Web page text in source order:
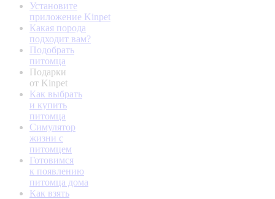
Установите
приложение Kinpet
Какая порода
подходит вам?
Подобрать
питомца
Подарки
от Kinpet
Как выбрать
и купить
питомца
Симулятор
жизни с
питомцем
Готовимся
к появлению
питомца дома
Как взять